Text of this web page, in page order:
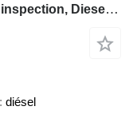
Atlas Copco QES 105 JD ST3 Valid inspection, Diesel, 105 kVA
diésel